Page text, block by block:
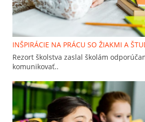
INŠPIRÁCIE NA PRÁCU SO ŽIAKMI A
Rezort školstva zaslal školám
komunikovať..